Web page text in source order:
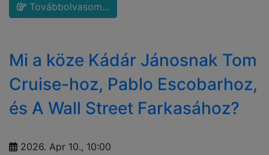
Továbbolvasom...
Mi a köze Kádár Jánosnak Tom
Cruise-hoz, Pablo Escobarhoz,
és A Wall Street Farkasához?
2026. Apr 10., 10:00